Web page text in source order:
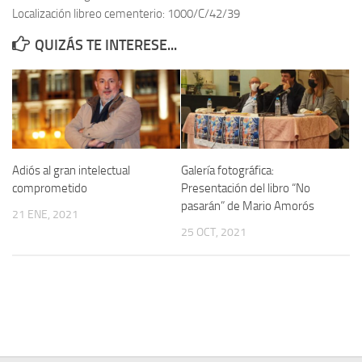
Memoria Histórica
Investigación previa de la represión en Talavera de la Reina (1937-
1947).
Informe Represión en Toledo 1936-1947 | Buscador
Informe de la fosa de abril de 1939 de Tembleque
Enciclopedia Republicana
Militantes históricos IR
Localización libreo cementerio: 1000/C/42/39
QUIZÁS TE INTERESE...
Adiós al gran intelectual
comprometido
21 ENE, 2021
Galería fotográfica:
Presentación del libro “No
pasarán” de Mario Amorós
25 OCT, 2021